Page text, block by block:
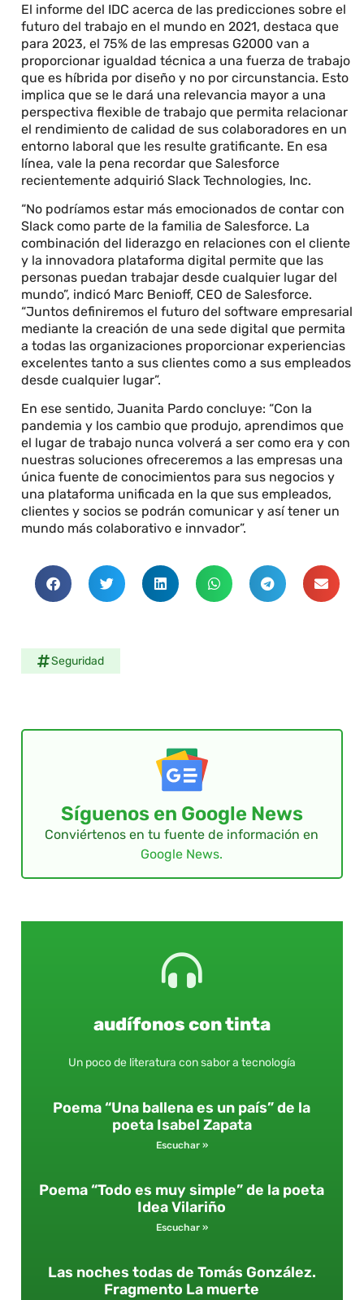
El informe del IDC acerca de las predicciones sobre el
futuro del trabajo en el mundo en 2021, destaca que
para 2023, el 75% de las empresas G2000 van a
proporcionar igualdad técnica a una fuerza de trabajo
que es híbrida por diseño y no por circunstancia. Esto
implica que se le dará una relevancia mayor a una
perspectiva flexible de trabajo que permita relacionar
el rendimiento de calidad de sus colaboradores en un
entorno laboral que les resulte gratificante. En esa
línea, vale la pena recordar que Salesforce
recientemente adquirió Slack Technologies, Inc.
“No podríamos estar más emocionados de contar con
Slack como parte de la familia de Salesforce. La
combinación del liderazgo en relaciones con el cliente
y la innovadora plataforma digital permite que las
personas puedan trabajar desde cualquier lugar del
mundo”, indicó Marc Benioff, CEO de Salesforce.
“Juntos definiremos el futuro del software empresarial
mediante la creación de una sede digital que permita
a todas las organizaciones proporcionar experiencias
excelentes tanto a sus clientes como a sus empleados
desde cualquier lugar”.
En ese sentido, Juanita Pardo concluye: “Con la
pandemia y los cambio que produjo, aprendimos que
el lugar de trabajo nunca volverá a ser como era y con
nuestras soluciones ofreceremos a las empresas una
única fuente de conocimientos para sus negocios y
una plataforma unificada en la que sus empleados,
clientes y socios se podrán comunicar y así tener un
mundo más colaborativo e innvador”.
Seguridad
Síguenos en Google News
Conviértenos en tu fuente de información en
Google News.
audífonos con tinta
Un poco de literatura con sabor a tecnología
Poema “Una ballena es un país” de la
poeta Isabel Zapata
Escuchar »
Poema “Todo es muy simple” de la poeta
Idea Vilariño
Escuchar »
Las noches todas de Tomás González.
Fragmento La muerte